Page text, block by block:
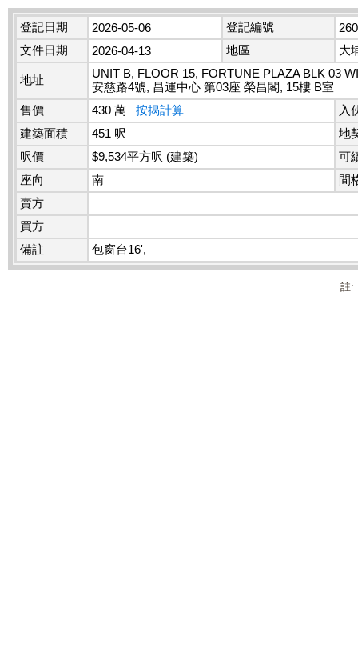
登記日期 2026-05-06 登記編號
文件日期
2026-04-13 地區 大
地址
UNIT B, FLOOR 15, FORTUNE PLAZA BLK 03
安慈路4號, 昌運中心 第03座 榮昌閣, 15樓 B室
售價
430 萬 按揭計算
入
建築面積
451 呎
地
呎價
$9,534平方呎 (建築)
可
座向
南
間
賣方
買方
備註
包窗台16',
註: